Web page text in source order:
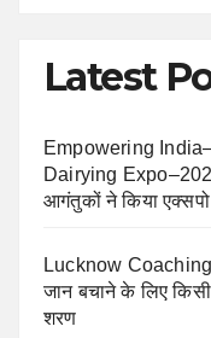
Latest
Empowering
Dairying
आगंतुकों ने किया
Lucknow Coaching
जान बचाने के लिए
शरण